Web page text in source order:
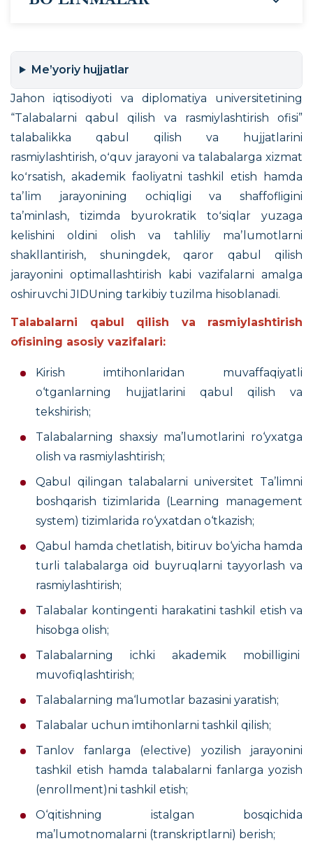
Me’yoriy hujjatlar
Jahon iqtisodiyoti va diplomatiya universitetining
“Talabalarni qabul qilish va rasmiylashtirish ofisi”
talabalikka qabul qilish va hujjatlarini
rasmiylashtirish, oʻquv jarayoni va talabalarga xizmat
koʻrsatish, akademik faoliyatni tashkil etish hamda
taʼlim jarayonining ochiqligi va shaffofligini
taʼminlash, tizimda byurokratik toʻsiqlar yuzaga
kelishini oldini olish va tahliliy maʼlumotlarni
shakllantirish, shuningdek, qaror qabul qilish
jarayonini optimallashtirish kabi vazifalarni amalga
oshiruvchi JIDUning tarkibiy tuzilma hisoblanadi.
Talabalarni qabul qilish va rasmiylashtirish
ofisining asosiy vazifalari:
Kirish imtihonlaridan muvaffaqiyatli
o‘tganlarning hujjatlarini qabul qilish va
tekshirish;
Talabalarning shaxsiy ma’lumotlarini ro‘yxatga
olish va rasmiylashtirish;
Qabul qilingan talabalarni universitet Ta’limni
boshqarish tizimlarida (Learning management
system) tizimlarida ro‘yxatdan o‘tkazish;
Qabul hamda chetlatish, bitiruv bo‘yicha hamda
turli talabalarga oid buyruqlarni tayyorlash va
rasmiylashtirish;
Talabalar kontingenti harakatini tashkil etish va
hisobga olish;
Talabalarning ichki akademik mobilligini
muvofiqlashtirish;
Talabalarning ma‘lumotlar bazasini yaratish;
Talabalar uchun imtihonlarni tashkil qilish;
Tanlov fanlarga (elective) yozilish jarayonini
tashkil etish hamda talabalarni fanlarga yozish
(enrollment)ni tashkil etish;
O‘qitishning istalgan bosqichida
ma’lumotnomalarni (transkriptlarni) berish;